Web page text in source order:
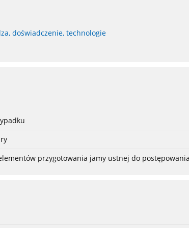
doświadczenie, technologie
przygotowania jamy ustnej do